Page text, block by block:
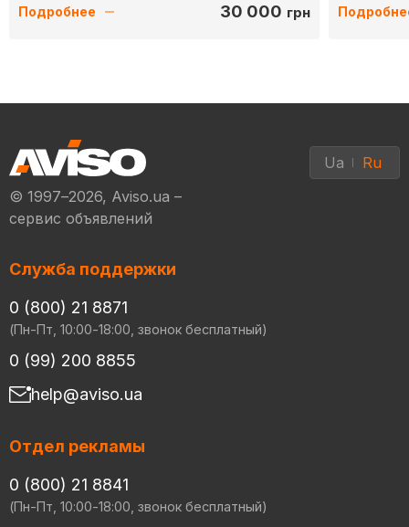
Подробнее 30 000 грн
© 1997–2026, Aviso.ua –
сервис объявлений
Ua Ru
Служба поддержки
0 (800) 21 8871
(Пн-Пт, 10:00-18:00, звонок бесплатный)
0 (99) 200 8855
help@aviso.ua
Отдел рекламы
0 (800) 21 8841
(Пн-Пт, 10:00-18:00, звонок бесплатный)